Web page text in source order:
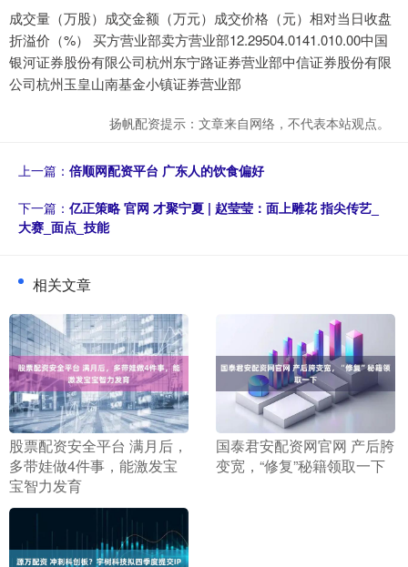
成交量（万股）成交金额（万元）成交价格（元）相对当日收盘
折溢价（%） 买方营业部卖方营业部12.29504.0141.010.00中国
银河证券股份有限公司杭州东宁路证券营业部中信证券股份有限
公司杭州玉皇山南基金小镇证券营业部
扬帆配资提示：文章来自网络，不代表本站观点。
上一篇： 倍顺网配资平台 广东人的饮食偏好
下一篇： 亿正策略 官网 才聚宁夏 | 赵莹莹：面上雕花 指尖传艺_
大赛_面点_技能
相关文章
​股票配资安全平台 满月后，
多带娃做4件事，能激发宝
宝智力发育
​国泰君安配资网官网 产后胯
变宽，“修复”秘籍领取一下